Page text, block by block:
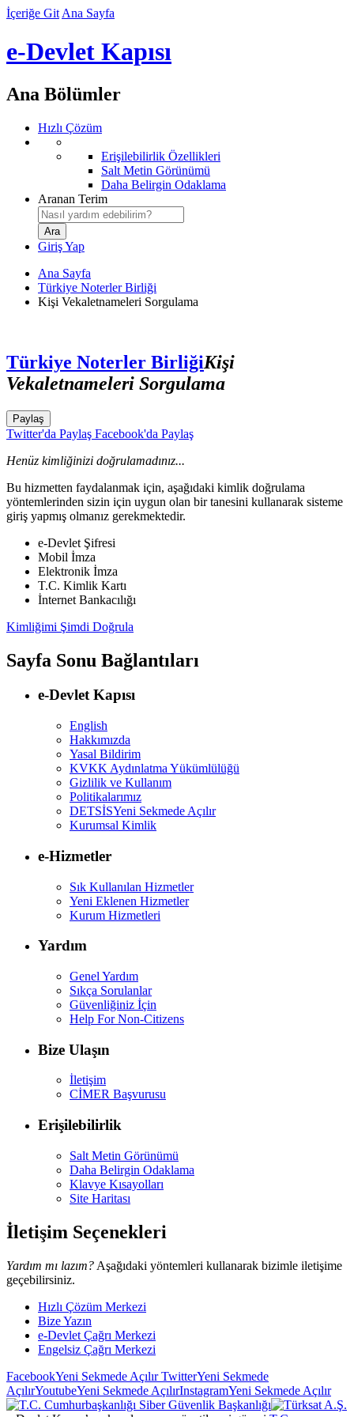
İçeriğe Git Ana Sayfa
e-Devlet Kapısı
Ana Bölümler
Hızlı Çözüm
Erişilebilirlik Özellikleri
Salt Metin Görünümü
Daha Belirgin Odaklama
Aranan Terim
Giriş Yap
Ana Sayfa
Türkiye Noterler Birliği
Kişi Vekaletnameleri Sorgulama
Türkiye Noterler BirliğiKişi
Vekaletnameleri Sorgulama
Paylaş
Twitter'da Paylaş Facebook'da Paylaş
Henüz kimliğinizi doğrulamadınız...
Bu hizmetten faydalanmak için, aşağıdaki kimlik doğrulama
yöntemlerinden sizin için uygun olan bir tanesini kullanarak sisteme
giriş yapmış olmanız gerekmektedir.
e-Devlet Şifresi
Mobil İmza
Elektronik İmza
T.C. Kimlik Kartı
İnternet Bankacılığı
Kimliğimi Şimdi Doğrula
Sayfa Sonu Bağlantıları
e-Devlet Kapısı
English
Hakkımızda
Yasal Bildirim
KVKK Aydınlatma Yükümlülüğü
Gizlilik ve Kullanım
Politikalarımız
DETSİSYeni Sekmede Açılır
Kurumsal Kimlik
e-Hizmetler
Sık Kullanılan Hizmetler
Yeni Eklenen Hizmetler
Kurum Hizmetleri
Yardım
Genel Yardım
Sıkça Sorulanlar
Güvenliğiniz İçin
Help For Non-Citizens
Bize Ulaşın
İletişim
CİMER Başvurusu
Erişilebilirlik
Salt Metin Görünümü
Daha Belirgin Odaklama
Klavye Kısayolları
Site Haritası
İletişim Seçenekleri
Yardım mı lazım? Aşağıdaki yöntemleri kullanarak bizimle iletişime
geçebilirsiniz.
Hızlı Çözüm Merkezi
Bize Yazın
e-Devlet Çağrı Merkezi
Engelsiz Çağrı Merkezi
FacebookYeni Sekmede AçılırTwitterYeni Sekmede
AçılırYoutubeYeni Sekmede AçılırInstagramYeni Sekmede Açılır